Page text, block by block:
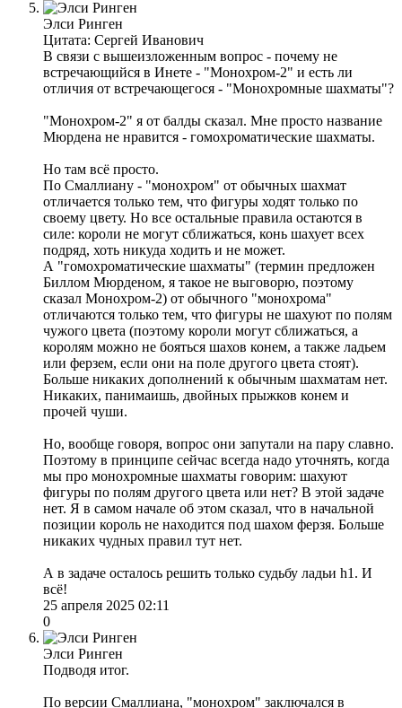
Элси Ринген
Цитата: Сергей Иванович
В связи с вышеизложенным вопрос - почему не
встречающийся в Инете - "Монохром-2" и есть ли
отличия от встречающегося - "Монохромные шахматы"?
"Монохром-2" я от балды сказал. Мне просто название
Мюрдена не нравится - гомохроматические шахматы.
Но там всё просто.
По Смаллиану - "монохром" от обычных шахмат
отличается только тем, что фигуры ходят только по
своему цвету. Но все остальные правила остаются в
силе: короли не могут сближаться, конь шахует всех
подряд, хоть никуда ходить и не может.
А "гомохроматические шахматы" (термин предложен
Биллом Мюрденом, я такое не выговорю, поэтому
сказал Монохром-2) от обычного "монохрома"
отличаются только тем, что фигуры не шахуют по полям
чужого цвета (поэтому короли могут сближаться, а
королям можно не бояться шахов конем, а также ладьем
или ферзем, если они на поле другого цвета стоят).
Больше никаких дополнений к обычным шахматам нет.
Никаких, панимаишь, двойных прыжков конем и
прочей чуши.
Но, вообще говоря, вопрос они запутали на пару славно.
Поэтому в принципе сейчас всегда надо уточнять, когда
мы про монохромные шахматы говорим: шахуют
фигуры по полям другого цвета или нет? В этой задаче
нет. Я в самом начале об этом сказал, что в начальной
позиции король не находится под шахом ферзя. Больше
никаких чудных правил тут нет.
А в задаче осталось решить только судьбу ладьи h1. И
всё!
25 апреля 2025 02:11
0
Элси Ринген
Подводя итог.
По версии Смаллиана, "монохром" заключался в